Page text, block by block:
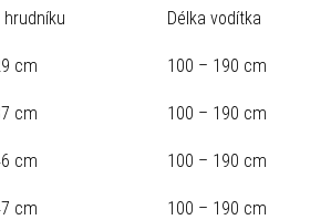
hrudníku Délka vodítka
cm 100 – 190 cm
cm 100 – 190 cm
cm 100 – 190 cm
cm 100 – 190 cm